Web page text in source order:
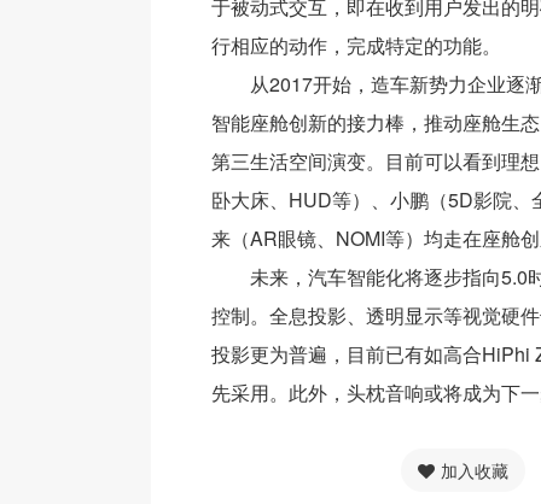
于被动式交互，即在收到用户发出的
行相应的动作，完成特定的功能。
从2017开始，造车新势力企业逐
智能座舱创新的接力棒，推动座舱生
第三生活空间演变。目前可以看到理
卧大床、HUD等）、小鹏（5D影院、
来（AR眼镜、NOMI等）均走在座舱
未来，汽车智能化将逐步指向5.0
控制。全息投影、透明显示等视觉硬
投影更为普遍，目前已有如高合HiPhi
先采用。此外，头枕音响或将成为下
加入收藏